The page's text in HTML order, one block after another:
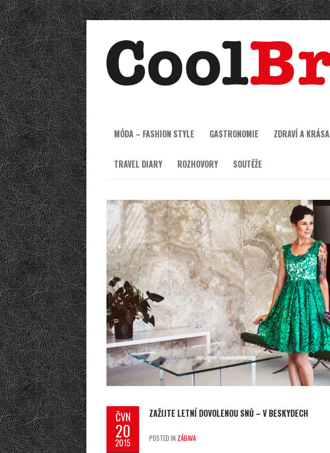
MÓDA – FASHION STYLE GASTRONOMIE ZDRAVÍ A KRÁSA
TRAVEL DIARY ROZHOVORY SOUTĚŽE
ČVN
20
2015
ZAŽIJTE LETNÍ DOVOLENOU SNŮ – V BESKYDECH
POSTED IN ZÁBAVA